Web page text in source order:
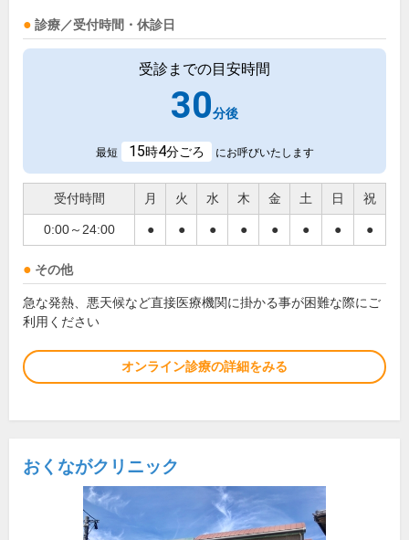
診療／受付時間・休診日
受診までの目安時間
30分後
最短 15時4分ごろ にお呼びいたします
受付時間 月 火 水 木 金 土 日 祝
0:00～24:00 ● ● ● ● ● ● ● ●
その他
急な発熱、悪天候など直接医療機関に掛かる事が困難な際にご
利用ください
オンライン診療の詳細をみる
おくながクリニック